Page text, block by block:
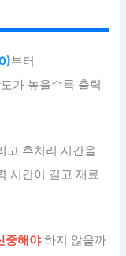
부터
가 높을수록 출력
고 후처리 시간을
시간이 길고 재료
중해야하지 않을까